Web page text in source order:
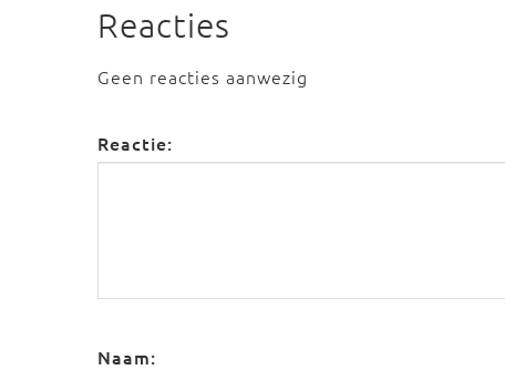
Reacties
Geen reacties aanwezig
Reactie:
Naam: